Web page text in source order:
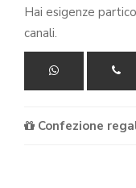
Hai esigenze
canali.
Confezione